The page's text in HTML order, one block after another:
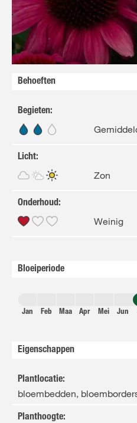
Behoeften
Begieten:
Licht:
Zon
Onderhoud:
Weinig
Bloeiperiode
Jan Feb Maa Apr Mei Jun
Eigenschappen
Plantlocatie:
bloembedden,
Planthoogte: